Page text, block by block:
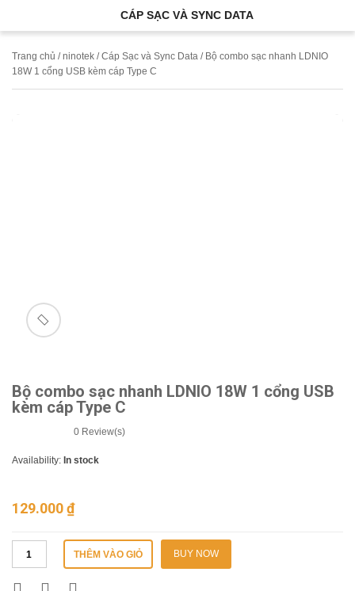
CÁP SẠC VÀ SYNC DATA
Trang chủ /ninotek /Cáp Sạc và Sync Data / Bộ combo sạc nhanh LDNIO
18W 1 cổng USB kèm cáp Type C
🔍
Bộ combo sạc nhanh LDNIO 18W 1 cổng USB
kèm cáp Type C
0 Review(s)
Availability: In stock
129.000₫
THÊM VÀO GIỎ BUY NOW